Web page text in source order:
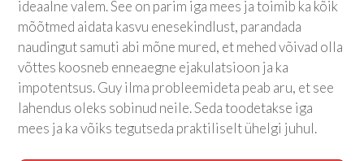
ideaalne valem. See on parim iga mees ja toimib ka kõik
mõõtmed aidata kasvu enesekindlust, parandada
naudingut samuti abi mõne mured, et mehed võivad olla
võttes koosneb enneaegne ejakulatsioon ja ka
impotentsus. Guy ilma probleemideta peab aru, et see
lahendus oleks sobinud neile. Seda toodetakse iga
mees ja ka võiks tegutseda praktiliselt ühelgi juhul.